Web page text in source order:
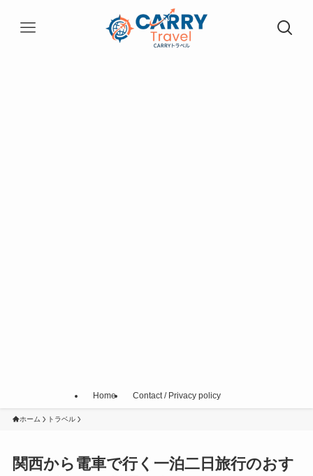
Home Contact / Privacy policy
ホーム トラベル
関西から電車で行く一泊二日旅行のおす